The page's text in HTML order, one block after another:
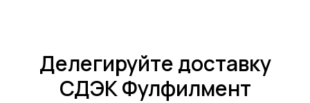
Делегируйте доставку
СДЭК Фулфилмент